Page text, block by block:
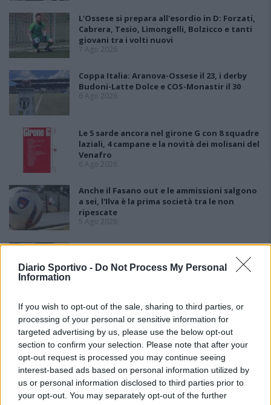
Diario Sportivo - Do Not Process My Personal
Information
If you wish to opt-out of the sale, sharing to third parties, or
processing of your personal or sensitive information for
targeted advertising by us, please use the below opt-out
section to confirm your selection. Please note that after your
opt-out request is processed you may continue seeing
interest-based ads based on personal information utilized by
us or personal information disclosed to third parties prior to
your opt-out. You may separately opt-out of the further
L'Ossese si prepara all'esordio in D: Forzati,
Cabrera, Tesio, Limongelli, Bolzicco e tanti
giovani tra i volti nuovi
7 Ago 2026
Coppa Italia: Aranova-Ossese il 23, i derby
Budoni-Latte Dolce e COS-Monastir il 30
6 Ago 2026
Le 5 sarde ancora nel girone G con 8 squadre
laziali, 4 campane e la novità dei molisani del
Venafro
6 Ago 2026
Anche il Fasano out e le ammissioni salgono
a sei, l'Ilva è la prima società tra le non
ripescate
5 Ago 2026
Latte Dolce, Luigi Piredda il primo dei
4 Ago 2026